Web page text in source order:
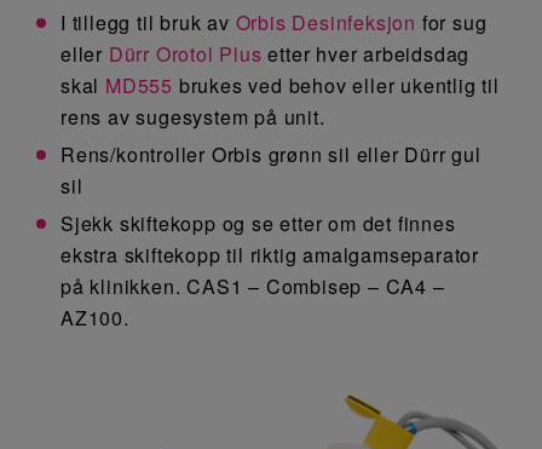
I tillegg til bruk av Orbis Desinfeksjon for sug
eller Dürr Orotol Plus etter hver arbeidsdag
skal MD555 brukes ved behov eller ukentlig til
rens av sugesystem på unit.
Rens/kontroller Orbis grønn sil eller Dürr gul
sil
Sjekk skiftekopp og se etter om det finnes
ekstra skiftekopp til riktig amalgamseparator
på klinikken. CAS1 – Combisep – CA4 –
AZ100.